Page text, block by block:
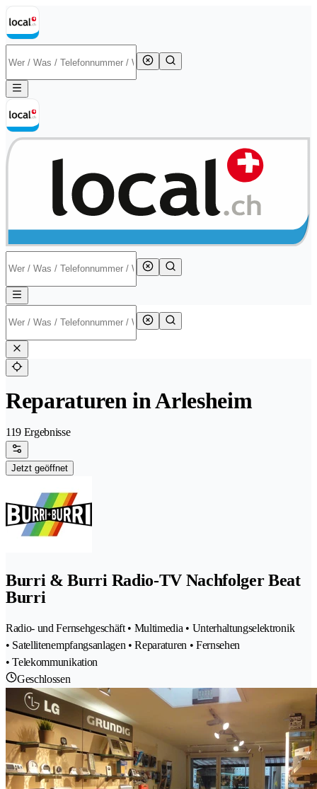
Reparaturen in Arlesheim
119 Ergebnisse
Jetzt geöffnet
Burri & Burri Radio-TV Nachfolger Beat
Burri
Radio- und Fernsehgeschäft • Multimedia • Unterhaltungselektronik
• Satellitenempfangsanlagen • Reparaturen • Fernsehen
• Telekommunikation
Geschlossen